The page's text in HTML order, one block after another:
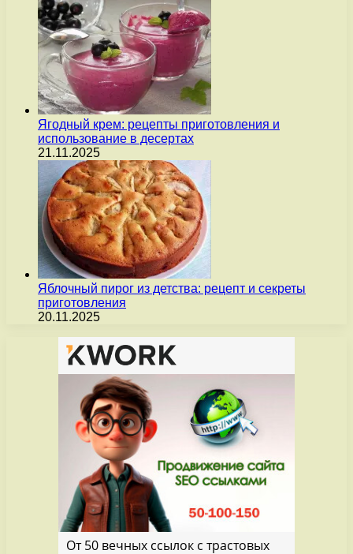
Ягодный крем: рецепты приготовления и
использование в десертах
21.11.2025
Яблочный пирог из детства: рецепт и секреты
приготовления
20.11.2025